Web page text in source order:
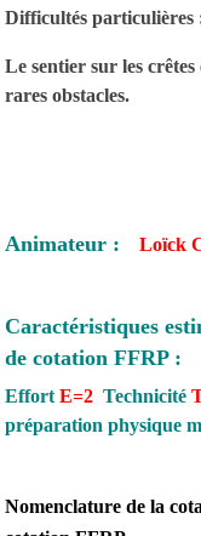
Difficultés particulières
Le sentier sur les
rares obstacles.
Animateur : Loïck
Caractéristiques
de cotation FFRP :
Effort E=2 Technicité
préparation physique
Nomenclature de la